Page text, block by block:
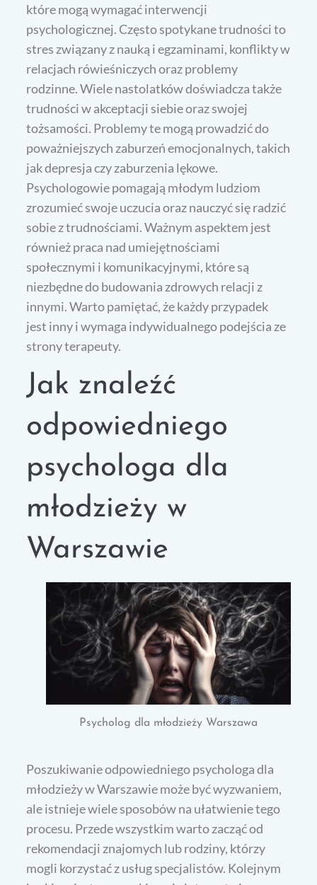
które mogą wymagać interwencji
psychologicznej. Często spotykane trudności to
stres związany z nauką i egzaminami, konflikty w
relacjach rówieśniczych oraz problemy
rodzinne. Wiele nastolatków doświadcza także
trudności w akceptacji siebie oraz swojej
tożsamości. Problemy te mogą prowadzić do
poważniejszych zaburzeń emocjonalnych, takich
jak depresja czy zaburzenia lękowe.
Psychologowie pomagają młodym ludziom
zrozumieć swoje uczucia oraz nauczyć się radzić
sobie z trudnościami. Ważnym aspektem jest
również praca nad umiejętnościami
społecznymi i komunikacyjnymi, które są
niezbędne do budowania zdrowych relacji z
innymi. Warto pamiętać, że każdy przypadek
jest inny i wymaga indywidualnego podejścia ze
strony terapeuty.
Jak znaleźć
odpowiedniego
psychologa dla
młodzieży w
Warszawie
Psycholog dla młodzieży Warszawa
Poszukiwanie odpowiedniego psychologa dla
młodzieży w Warszawie może być wyzwaniem,
ale istnieje wiele sposobów na ułatwienie tego
procesu. Przede wszystkim warto zacząć od
rekomendacji znajomych lub rodziny, którzy
mogli korzystać z usług specjalistów. Kolejnym